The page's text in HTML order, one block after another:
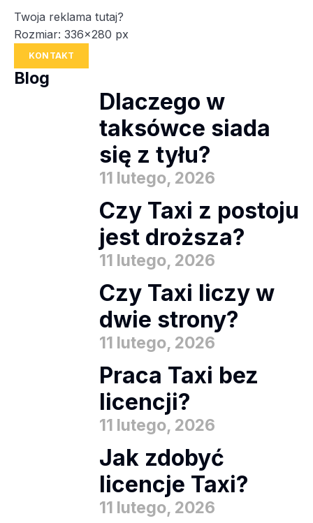
Twoja reklama tutaj?
Rozmiar: 336x280 px
KONTAKT
Blog
Dlaczego w
taksówce siada
się z tyłu?
11 lutego, 2026
Czy Taxi z postoju
jest droższa?
11 lutego, 2026
Czy Taxi liczy w
dwie strony?
11 lutego, 2026
Praca Taxi bez
licencji?
11 lutego, 2026
Jak zdobyć
licencje Taxi?
11 lutego, 2026